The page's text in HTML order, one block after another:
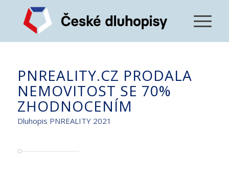
PNREALITY.CZ PRODALA
NEMOVITOST SE 70%
ZHODNOCENÍM
Dluhopis PNREALITY 2021